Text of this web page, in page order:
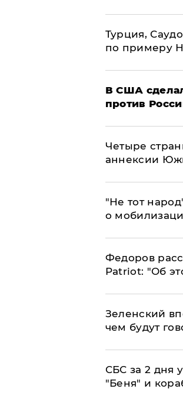
Турция,
по примеру
В США
против
Четыре
аннексии
​"Не тот
о
Федоров
Patriot: "Об
Зеленский
чем будут
СБС за 2 дня
"Беня" и